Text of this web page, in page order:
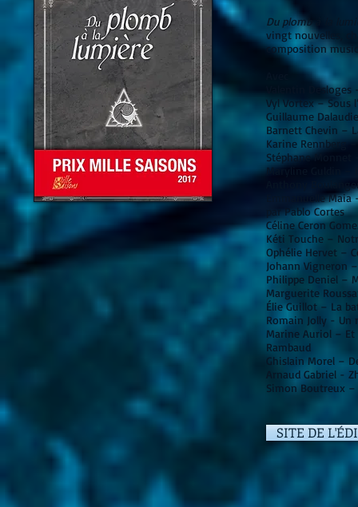
Du plomb à la
vingt nouvelles,
composition
Valentin
Vyl Vortex – Sous
Guillaume
Barnett Chevin –
Karine Rennberg
Stéphane Monnet
Maryline Guldin –
Anthony
Emmanuelle
par Pablo Cortes
Céline Ceron
Kéti Touche –
Ophélie Hervet –
Johann Vigneron
Philippe Deniel –
Marguerite
Élie Guillot – La
Romain Jolly - Un
Marine Auriol – Et
Rambaud
Ghislain Morel –
Arnaud Gabriel -
Simon Boutreux –
SITE DE